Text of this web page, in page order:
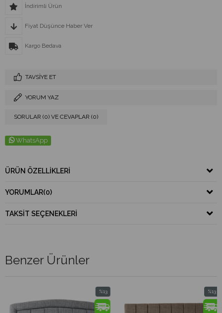
İndirimli Ürün
Fiyat Düşünce Haber Ver
Kargo Bedava
TAVSIYE ET
YORUM YAZ
SORULAR (0) VE CEVAPLAR (0)
WhatsApp
ÜRÜN ÖZELLIKLERI
YORUMLAR(0)
TAKSIT SEÇENEKLERI
Benzer Ürünler
%13
İndirim
%13İndirim
%13
İndirim